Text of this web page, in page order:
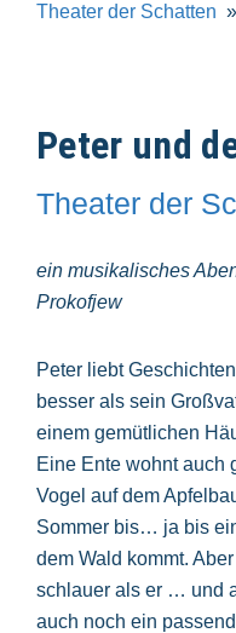
Theater der Schatten
Peter und
Theater der
ein musikalisches
Prokofjew
Peter liebt
besser als sein
einem gemütlichen
Eine Ente wohnt auch
Vogel auf dem
Sommer bis… ja bis
dem Wald kommt.
schlauer als er … und
auch noch ein